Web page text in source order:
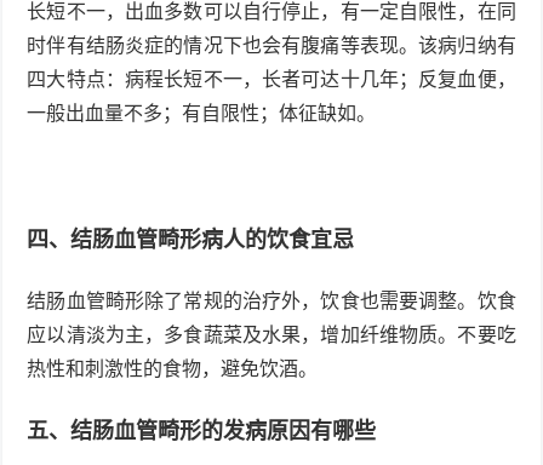
长短不一，出血多数可以自行停止，有一定自限性，在同
时伴有结肠炎症的情况下也会有腹痛等表现。该病归纳有
四大特点：病程长短不一，长者可达十几年；反复血便，
一般出血量不多；有自限性；体征缺如。
四、结肠血管畸形病人的饮食宜忌
结肠血管畸形除了常规的治疗外，饮食也需要调整。饮食
应以清淡为主，多食蔬菜及水果，增加纤维物质。不要吃
热性和刺激性的食物，避免饮酒。
五、结肠血管畸形的发病原因有哪些